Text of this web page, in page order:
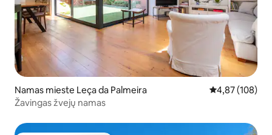
Namas mieste Leça da Palmeira Vidutinis
4,87 (108)
Žavingas žvejų namas